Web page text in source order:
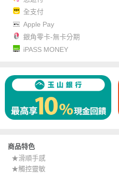
全支付
Apple Pay
銀角零卡-無卡分期
iPASS MONEY
商品特色
★滑順手感
★觸控靈敏